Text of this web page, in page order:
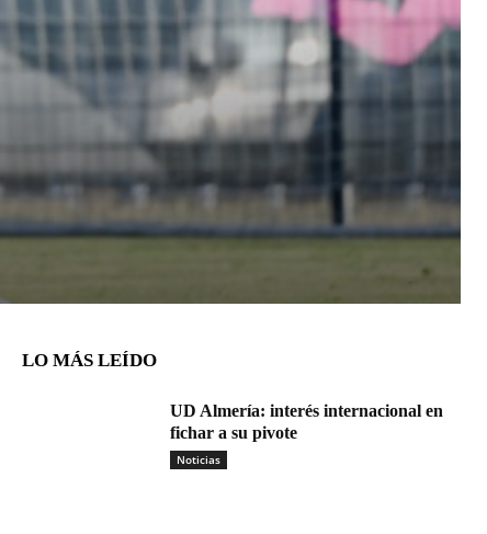
LO MÁS LEÍDO
UD Almería: interés internacional en
fichar a su pivote
Noticias